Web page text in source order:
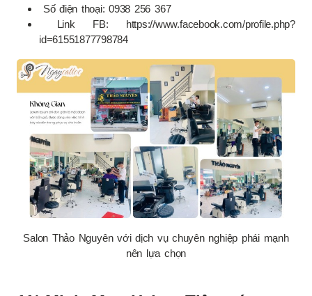
Số điện thoại: 0938 256 367
Link FB: https://www.facebook.com/profile.php?
id=61551877798784
Salon Thảo Nguyên với dịch vụ chuyên nghiệp phái mạnh
nên lựa chọn